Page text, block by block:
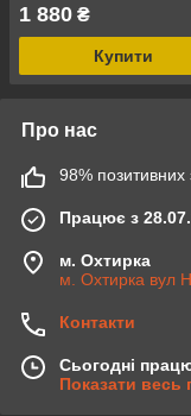
1 880 ₴
Купити
Про нас
98% позитивних
Працює з
м. Охтирка
м. Охтирка вул
Контакти
Сьогодні
Показати весь